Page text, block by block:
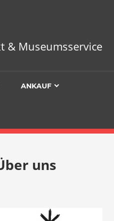
Museumsservice
ANKAUF
uns